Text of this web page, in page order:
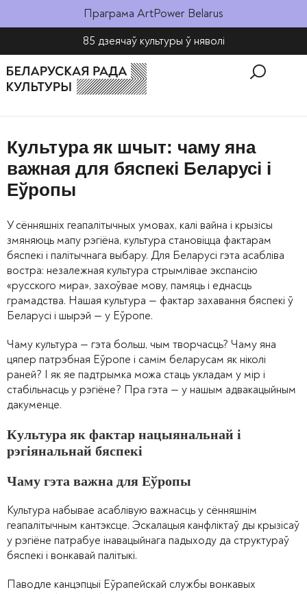
Праграма ArtPower Belarus
85 дзеячаў культуры ў няволі​
Культура як шчыт: чаму яна
важная для бяспекі Беларусі і
Еўропы
У сённяшніх геапалітычных умовах, калі вайна і крызісы
змяняюць мапу рэгіёна, культура становіцца фактарам
бяспекі і палітычнага выбару. Для Беларусі гэта асабліва
востра: незалежная культура стрымлівае экспансію
«русского мира», захоўвае мову, памяць і еднасць
грамадства. Нашая культура — фактар захавання бяспекі ў
Беларусі і шырэй — у Еўропе.
Чаму культура — гэта больш, чым творчасць? Чаму яна
цяпер патрэбная Еўропе і самім беларусам як ніколі
раней? І як яе падтрымка можа стаць укладам у мір і
стабільнасць у рэгіёне? Пра гэта — у нашым адвакацыйным
дакуменце.
Культура як фактар нацыянальнай i
рэгiянальнай бяспекі
Чаму гэта важна для Еўропы
Культура набывае асаблівую важнасць у сённяшнім
геапалітычным кантэксце. Эскалацыя канфліктаў ды крызісаў
у рэгiёне патрабуе інавацыйнага падыходу да структураў
бяспекі i вонкавай палітыкі.
Паводле канцэпцыі Еўрапейскай службы вонкавых